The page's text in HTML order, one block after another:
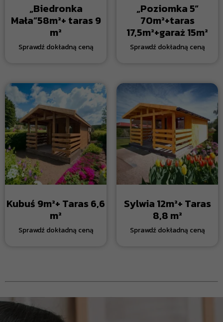
„Biedronka
Mała”58m²+ taras 9
m²
„Poziomka 5”
70m²+taras
17,5m²+garaż 15m²
Kubuś 9m²+ Taras 6,6
m²
Sylwia 12m²+ Taras
8,8 m²